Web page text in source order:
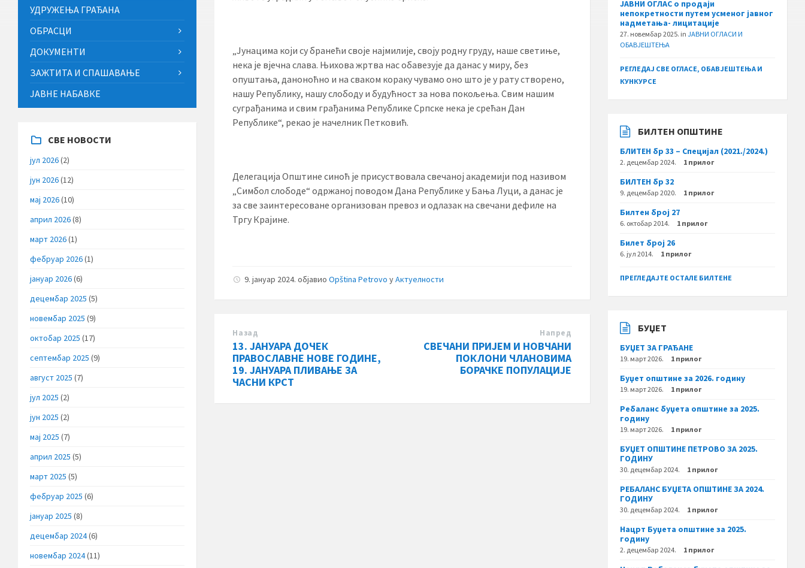
„Јунацима који су бранећи своје најмилије, своју родну груду, наше светиње,
нека је вјечна слава. Њихова жртва нас обавезује да данас у миру, без
опуштања, даноноћно и на сваком кораку чувамо оно што је у рату створено,
нашу Републику, нашу слободу и будућност за нова покољења. Свим нашим
суграђанима и свим грађанима Републике Српске нека је срећан Дан
Републике“, рекао је начелник Петковић.
Делегација Општине синоћ је присуствовала свечаној академији под називом
„Симбол слободе“ одржаној поводом Дана Републике у Бања Луци, а данас је
за све заинтересоване организован превоз и одлазак на свечани дефиле на
Тргу Крајине.
9. јануар 2024.објавиоOpština Petrovo уАктуелности
Назад
13. ЈАНУАРА ДОЧЕК
ПРАВОСЛАВНЕ НОВЕ ГОДИНЕ,
19. ЈАНУАРА ПЛИВАЊЕ ЗА
ЧАСНИ КРСТ
Напред
СВЕЧАНИ ПРИЈЕМ И НОВЧАНИ
ПОКЛОНИ ЧЛАНОВИМА
БОРАЧКЕ ПОПУЛАЦИЈЕ
УДРУЖЕЊА ГРАЂАНА
ОБРАСЦИ
ДОКУМЕНТИ
ЗАЖТИТА И СПАШАВАЊЕ
ЈАВНЕ НАБАВКЕ
СВЕ НОВОСТИ
јул 2026(2)
јун 2026(12)
мај 2026(10)
април 2026(8)
март 2026(1)
фебруар 2026(1)
јануар 2026(6)
децембар 2025 (5)
новембар 2025 (9)
октобар 2025 (17)
септембар 2025 (9)
август 2025 (7)
јул 2025 (2)
јун 2025 (2)
мај 2025 (7)
април 2025 (5)
март 2025 (5)
фебруар 2025 (6)
јануар 2025 (8)
децембар 2024(6)
новембар 2024(11)
ЈАВНИ ОГЛАС о продаји
непокретности путем усменог јавног
надметања- лицитације
27. новембар 2025. inЈАВНИ ОГЛАСИ И
ОБАВЈЕШТЕЊА
РЕГЛЕДАЈ СВЕ ОГЛАСЕ, ОБАВЈЕШТЕЊА И
КУНКУРСЕ
БИЛТЕН ОПШТИНЕ
БЛИТЕН бр 33 – Специјал (2021./2024.)
2. децембар 2024. 1 прилог
БИЛТЕН бр 32
9. децембар 2020. 1 прилог
Билтен број 27
6. октобар 2014. 1 прилог
Билет број 26
6. јул 2014. 1 прилог
ПРЕГЛЕДАЈТЕ ОСТАЛЕ БИЛТЕНЕ
БУЏЕТ
БУЏЕТ ЗА ГРАЂАНЕ
19. март 2026. 1 прилог
Буџет општине за 2026. годину
19. март 2026. 1 прилог
Ребаланс буџета општине за 2025.
годину
19. март 2026. 1 прилог
БУЏЕТ ОПШТИНЕ ПЕТРОВО ЗА 2025.
ГОДИНУ
30. децембар 2024. 1 прилог
РЕБАЛАНС БУЏЕТА ОПШТИНЕ ЗА 2024.
ГОДИНУ
30. децембар 2024. 1 прилог
Нацрт Буџета општине за 2025.
годину
2. децембар 2024. 1 прилог